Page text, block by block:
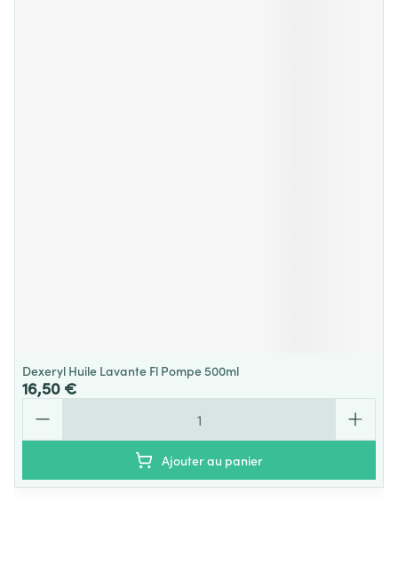
Dexeryl Huile Lavante Fl Pompe 500ml
16,50 €
Ajouter au panier